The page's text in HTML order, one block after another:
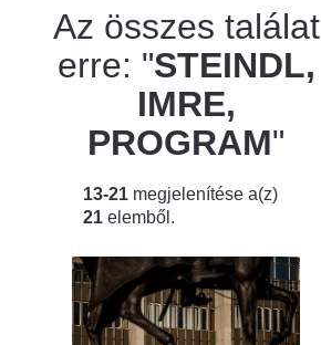
Az összes találat
erre: "STEINDL,
IMRE,
PROGRAM"
13-21 megjelenítése a(z)
21 elemből.